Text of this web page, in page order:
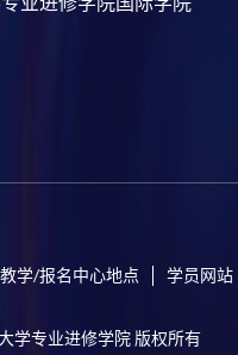
教学/报名中心地点 学员网站
学专业进修学院 版权所有